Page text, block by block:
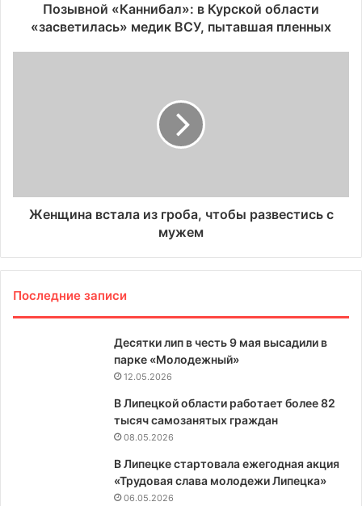
Позывной «Каннибал»: в Курской области
«засветилась» медик ВСУ, пытавшая пленных
Женщина встала из гроба, чтобы развестись с
мужем
Последние записи
Десятки лип в честь 9 мая высадили в
парке «Молодежный»
12.05.2026
В Липецкой области работает более 82
тысяч самозанятых граждан
08.05.2026
В Липецке стартовала ежегодная акция
«Трудовая слава молодежи Липецка»
06.05.2026